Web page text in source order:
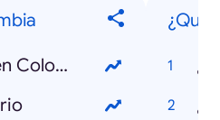
Coronavirus en Colombia
¿Qué